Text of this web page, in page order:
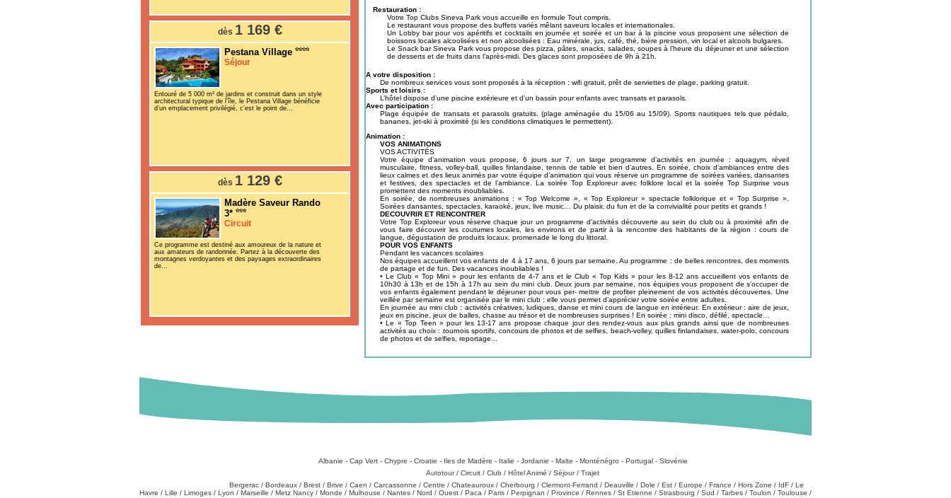
dès 1 169 €
Pestana Village
Séjour
Entouré de 5 000 m² de jardins et construit dans un style
architectural typique de l’île, le Pestana Village bénéficie
d’un emplacement privilégié, c’est le point de...
dès 1 129 €
Madère Saveur Rando
3*
Circuit
Ce programme est destiné aux amoureux de la nature et
aux amateurs de randonnée. Partez à la découverte des
montagnes verdoyantes et des paysages extraordinaires
de...
Restauration :
Votre Top Clubs Sineva Park vous accueille en formule Tout compris.
Le restaurant vous propose des buffets variés mêlant saveurs locales et internationales.
Un Lobby bar pour vos apéritifs et cocktails en journée et soirée et un bar à la piscine vous proposent une sélection de
boissons locales alcoolisées et non alcoolisées : Eau minérale, jus, café, thé, bière pression, vin local et alcools bulgares.
Le Snack bar Sineva Park vous propose des pizza, pâtes, snacks, salades, soupes à l’heure du déjeuner et une sélection
de desserts et de fruits dans l’après-midi. Des glaces sont proposées de 9h à 21h.
A votre disposition :
De nombreux services vous sont proposés à la réception : wifi gratuit, prêt de serviettes de plage, parking gratuit.
Sports et loisirs :
L’hôtel dispose d’une piscine extérieure et d’un bassin pour enfants avec transats et parasols.
Avec participation :
Plage équipée de transats et parasols gratuits. (plage aménagée du 15/06 au 15/09). Sports nautiques tels que pédalo,
bananes, jet-ski à proximité (si les conditions climatiques le permettent).
Animation :
VOS ANIMATIONS
VOS ACTIVITÉS
Votre équipe d’animation vous propose, 6 jours sur 7, un large programme d’activités en journée : aquagym, réveil
musculaire, fitness, volley-ball, quilles finlandaise, tennis de table et bien d’autres. En soirée, choix d’ambiances entre des
lieux calmes et des lieux animés par votre équipe d’animation qui vous réserve un programme de soirées variées, dansantes
et festives, des spectacles et de l’ambiance. La soirée Top Exploreur avec folklore local et la soirée Top Surprise vous
promettent des moments inoubliables.
En soirée, de nombreuses animations : « Top Welcome », « Top Exploreur » spectacle folklorique et « Top Surprise ».
Soirées dansantes, spectacles, karaoké, jeux, live music… Du plaisir, du fun et de la convivialité pour petits et grands !
DECOUVRIR ET RENCONTRER
Votre Top Exploreur vous réserve chaque jour un programme d’activités découverte au sein du club ou à proximité afin de
vous faire découvrir les coutumes locales, les environs et de partir à la rencontre des habitants de la région : cours de
langue, dégustation de produits locaux, promenade le long du littoral.
POUR VOS ENFANTS
Pendant les vacances scolaires
Nos équipes accueillent vos enfants de 4 à 17 ans, 6 jours par semaine. Au programme : de belles rencontres, des moments
de partage et de fun. Des vacances inoubliables !
• Le Club « Top Mini » pour les enfants de 4-7 ans et le Club « Top Kids » pour les 8-12 ans accueillent vos enfants de
10h30 à 13h et de 15h à 17h au sein du mini club. Deux jours par semaine, nos équipes vous proposent de s’occuper de
vos enfants également pendant le déjeuner pour vous per- mettre de profiter pleinement de vos activités découvertes. Une
veillée par semaine est organisée par le mini club ; elle vous permet d’apprécier votre soirée entre adultes.
En journée au mini club : activités créatives, ludiques, danse et mini cours de langue en intérieur. En extérieur : aire de jeux,
jeux en piscine, jeux de balles, chasse au trésor et de nombreuses surprises ! En soirée : mini disco, défilé, spectacle…
• Le « Top Teen » pour les 13-17 ans propose chaque jour des rendez-vous aux plus grands ainsi que de nombreuses
activités au choix : tournois sportifs, concours de photos et de selfies, beach-volley, quilles finlandaises, water-polo, concours
de photos et de selfies, reportage...
Albanie - Cap Vert- Chypre - Croatie - Iles de Madère - Italie - Jordanie - Malte - Monténégro - Portugal- Slovénie
Autotour/ Circuit / Club / Hôtel Animé / Séjour/ Trajet
Bergerac / Bordeaux / Brest / Brive / Caen / Carcassonne / Centre / Chateauroux / Cherbourg / Clermont-Ferrand / Deauville / Dole / Est / Europe / France / Hors Zone / IdF / Le
Havre / Lille / Limoges / Lyon / Marseille / Metz Nancy / Monde / Mulhouse / Nantes / Nord / Ouest / Paca / Paris / Perpignan / Province / Rennes / St Etienne / Strasbourg / Sud / Tarbes / Toulon / Toulouse /